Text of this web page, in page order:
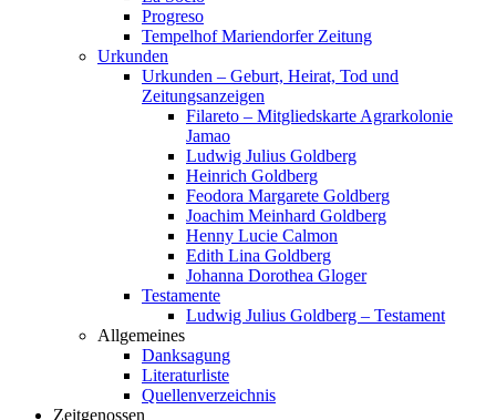
Progreso
Tempelhof Mariendorfer Zeitung
Urkunden
Urkunden – Geburt, Heirat, Tod und
Zeitungsanzeigen
Filareto – Mitgliedskarte Agrarkolonie
Jamao
Ludwig Julius Goldberg
Heinrich Goldberg
Feodora Margarete Goldberg
Joachim Meinhard Goldberg
Henny Lucie Calmon
Edith Lina Goldberg
Johanna Dorothea Gloger
Testamente
Ludwig Julius Goldberg – Testament
Allgemeines
Danksagung
Literaturliste
Quellenverzeichnis
Zeitgenossen